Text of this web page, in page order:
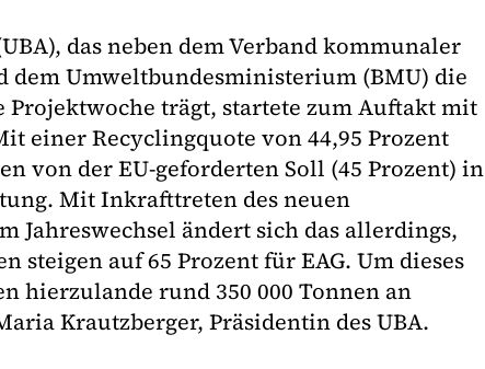
das neben dem Verband kommunaler
dem Umweltbundesministerium (BMU) die
trägt, startete zum Auftakt mit
einer Recyclingquote von 44,95 Prozent
von der EU-geforderten Soll (45 Prozent) in
Mit Inkrafttreten des neuen
Jahreswechsel ändert sich das allerdings,
steigen auf 65 Prozent für EAG. Um dieses
hierzulande rund 350 000 Tonnen an
Krautzberger, Präsidentin des UBA.